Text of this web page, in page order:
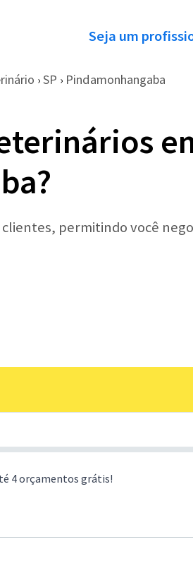
Seja um
› SP › Pindamonhangaba
permitindo você
4 orçamentos grátis!